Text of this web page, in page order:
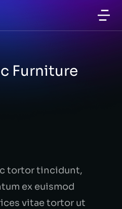
Furniture
tortor tincidunt,
ex euismod
vitae tortor ut